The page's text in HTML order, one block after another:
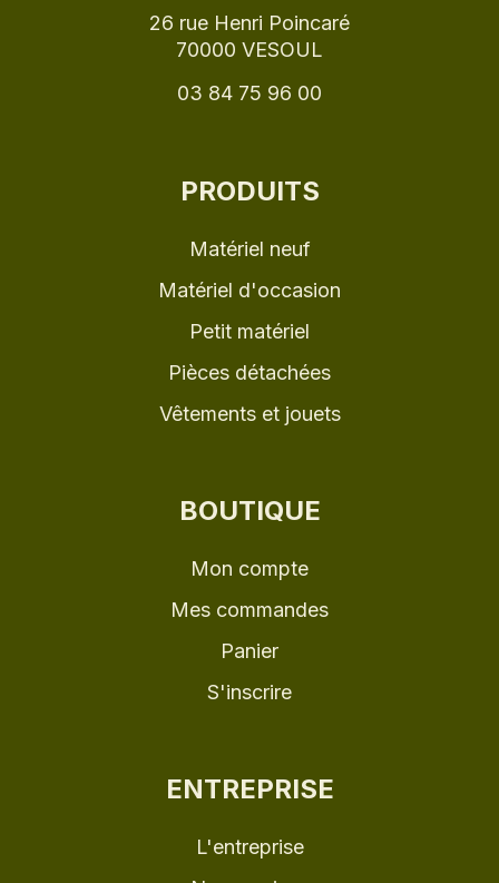
26 rue Henri Poincaré
70000 VESOUL
03 84 75 96 00
PRODUITS
Matériel neuf
Matériel d'occasion
Petit matériel
Pièces détachées
Vêtements et jouets
BOUTIQUE
Mon compte
Mes commandes
Panier
S'inscrire
ENTREPRISE
L'entreprise